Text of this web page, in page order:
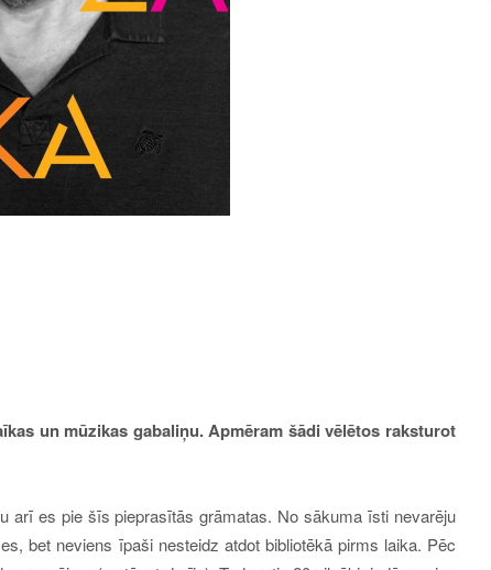
un mūzikas gabaliņu.Apmēram šādi vēlētos raksturot
arī es pie šīs pieprasītās grāmatas. No sākuma īsti nevarēju
bet neviens īpaši nesteidz atdot bibliotēkā pirms laika. Pēc